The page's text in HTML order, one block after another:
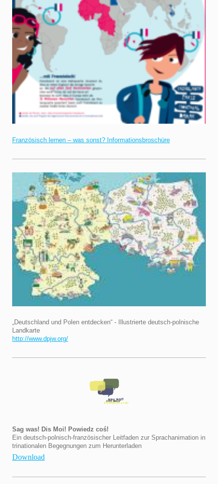
Französisch lernen – was sonst? Informationsbroschüre
„Deutschland und Polen entdecken“ - Illustrierte deutsch-polnische
Landkarte
http://www.dpjw.org/
Sag was! Dis Moi! Powiedz coś!
Ein deutsch-polnisch-französischer Leitfaden zur Sprachanimation in
trinationalen Begegnungen zum Herunterladen
Download